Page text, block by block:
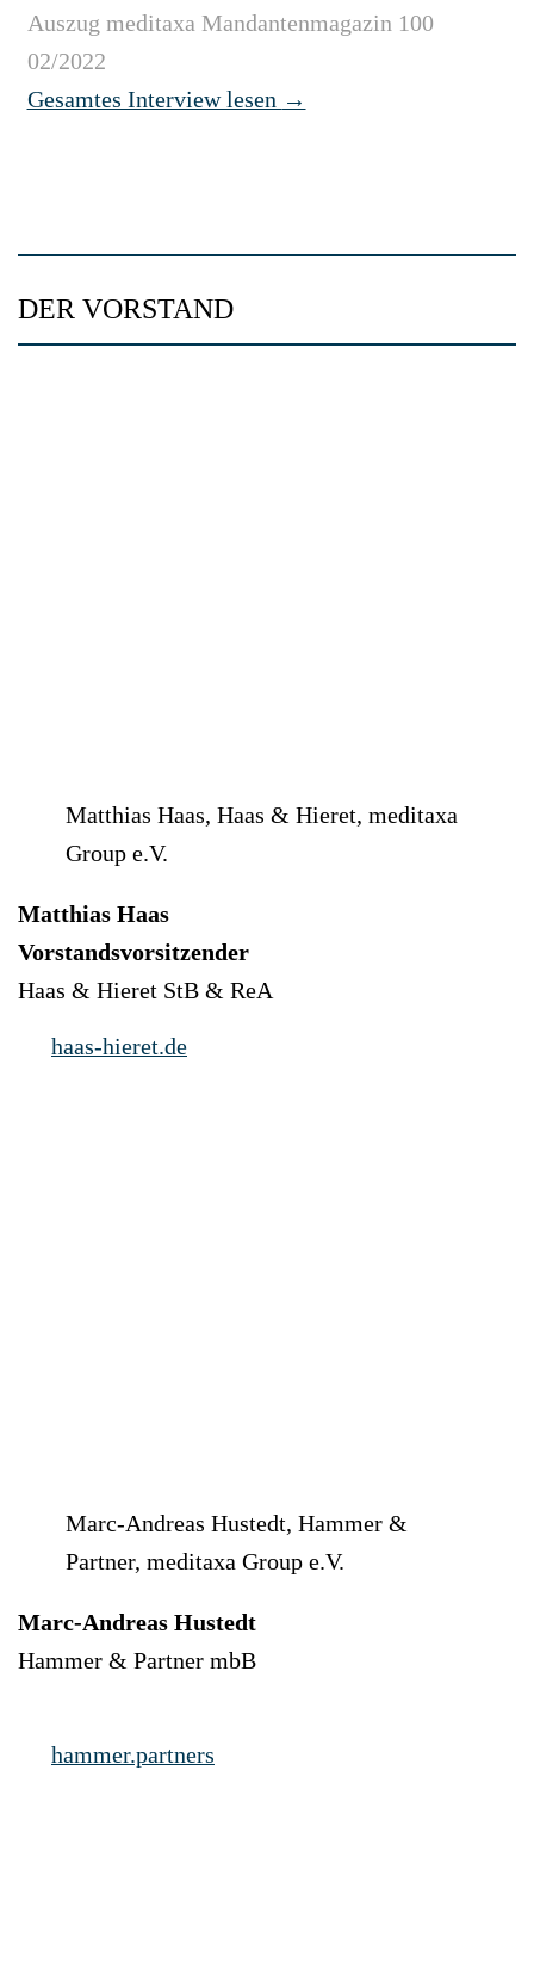
Auszug meditaxa Mandantenmagazin 100
02/2022
Gesamtes Interview lesen →
DER VORSTAND
Matthias Haas, Haas & Hieret, meditaxa
Group e.V.
Matthias Haas
Vorstandsvorsitzender
Haas & Hieret StB & ReA
haas-hieret.de
Marc-Andreas Hustedt, Hammer &
Partner, meditaxa Group e.V.
Marc-Andreas Hustedt
Hammer & Partner mbB
hammer.partners